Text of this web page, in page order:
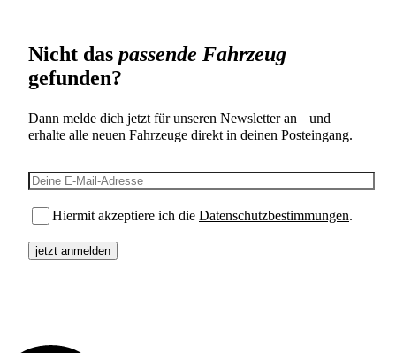
Nicht das passende Fahrzeug
gefunden?
Dann melde dich jetzt für unseren Newsletter an und
erhalte alle neuen Fahrzeuge direkt in deinen Posteingang.
E-Mail-Adresse
Hiermit akzeptiere ich die Datenschutzbestimmungen.